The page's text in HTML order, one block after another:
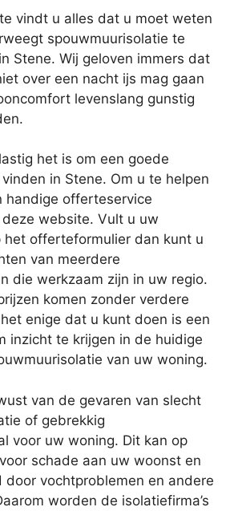
vindt u alles dat u moet weten
spouwmuurisolatie te
Stene. Wij geloven immers dat
over een nacht ijs mag gaan
levenslang gunstig
het is om een goede
in Stene. Om u te helpen
handige offerteservice
website. Vult u uw
het offerteformulier dan kunt u
van meerdere
die werkzaam zijn in uw regio.
komen zonder verdere
enige dat u kunt doen is een
inzicht te krijgen in de huidige
van uw woning.
van de gevaren van slecht
of gebrekkig
voor uw woning. Dit kan op
schade aan uw woonst en
door vochtproblemen en andere
worden de isolatiefirma’s